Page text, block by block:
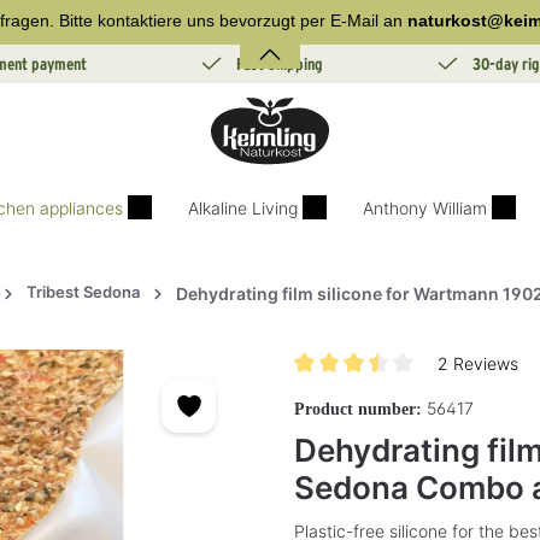
Bitte kontaktiere uns bevorzugt per E-Mail an
payment Fast Shipping 30-day
appliances Alkaline Living Anthony William
Tribest Sedona Dehydrating film silicone for Wartmann
2 Reviews
Product number: 56417
Dehydrating
Sedona Combo
Plastic-free silicone for the